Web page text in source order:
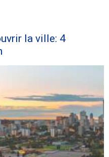
la ville: 4